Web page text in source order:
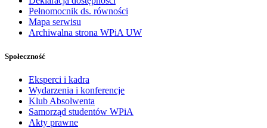
Pełnomocnik ds. równości
Mapa serwisu
Archiwalna strona WPiA UW
Społeczność
Eksperci i kadra
Wydarzenia i konferencje
Klub Absolwenta
Samorząd studentów WPiA
Akty prawne